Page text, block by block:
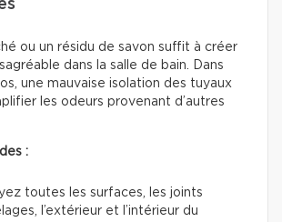
ou un résidu de savon suffit à créer
dans la salle de bain. Dans
une mauvaise isolation des tuyaux
les odeurs provenant d’autres
:
toutes les surfaces, les joints
l’extérieur et l’intérieur du